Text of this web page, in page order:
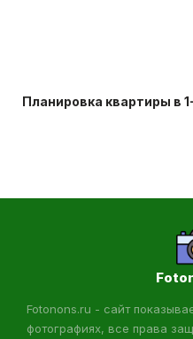
Планировка квартиры в
Fotonons.ru - сайт
фотографиях, все права